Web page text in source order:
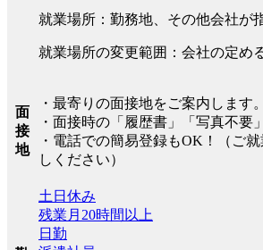
就業場所：勤務地、その他会社が
就業場所の変更範囲：会社の定め
面
接
地
・最寄りの面接地をご案内します。
・面接時の「履歴書」「写真不要」
・電話での簡易登録もOK！（ご
しください）
土日休み
残業月20時間以上
日勤